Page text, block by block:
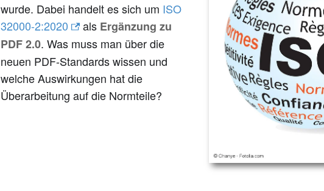
wurde. Dabei handelt es sich um ISO
32000-2:2020
als Ergänzung zu
PDF 2.0. Was muss man über die
neuen PDF-Standards wissen und
welche Auswirkungen hat die
Überarbeitung auf die Normteile?